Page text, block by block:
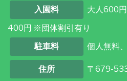
入園料
大人600
400円 ※団体割引有り
駐車料
個人無料
住所
〒679-